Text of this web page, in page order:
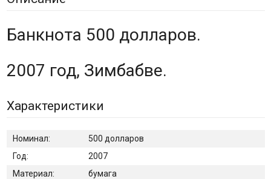
Банкнота 500 долларов.
2007 год, Зимбабве.
Характеристики
Номинал:
500 долларов
Год:
2007
Материал:
бумага